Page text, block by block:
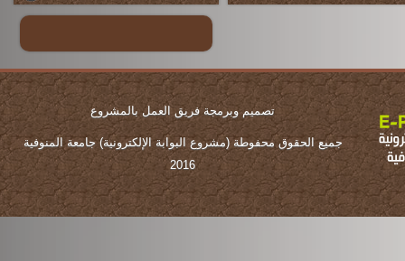
تصميم وبرمجة فريق العمل بالمشروع
جميع الحقوق محفوطة (مشروع البوابة الإلكترونية) جامعة المنوفية
2016